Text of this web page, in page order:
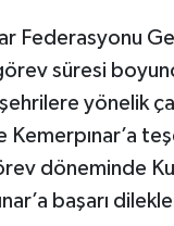
Federasyonu
süresi
yönelik
Kemerpınar’a
döneminde
başarı